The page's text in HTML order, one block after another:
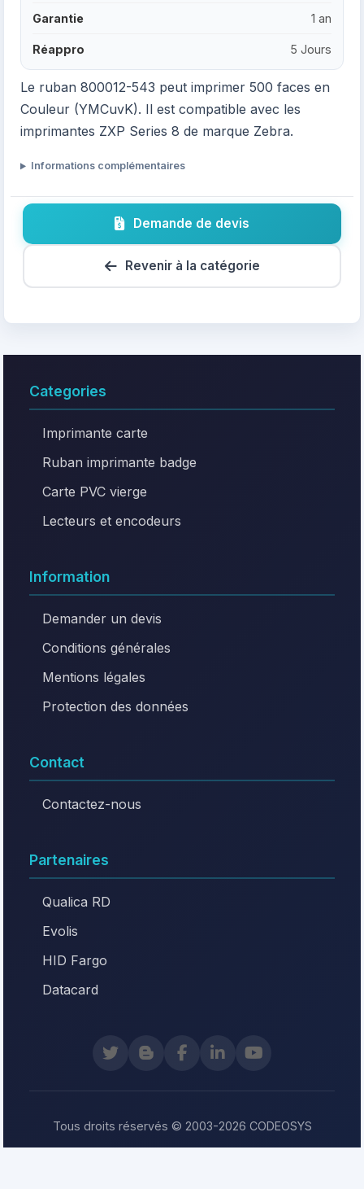
Garantie 1 an
Réappro 5 Jours
Le ruban 800012-543 peut imprimer 500 faces en
Couleur (YMCuvK). Il est compatible avec les
imprimantes ZXP Series 8 de marque Zebra.
Informations complémentaires
Demande de devis
Revenir à la catégorie
Categories
Imprimante carte
Ruban imprimante badge
Carte PVC vierge
Lecteurs et encodeurs
Information
Demander un devis
Conditions générales
Mentions légales
Protection des données
Contact
Contactez-nous
Partenaires
Qualica RD
Evolis
HID Fargo
Datacard
Tous droits réservés © 2003-2026 CODEOSYS